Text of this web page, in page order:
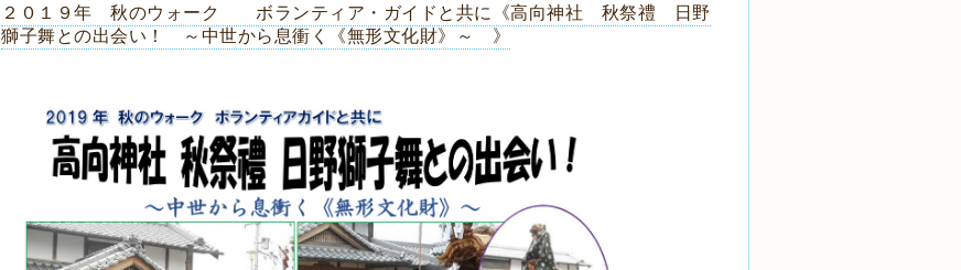
２０１９年 秋のウォーク ボランティア・ガイドと共に《高向神社 秋祭禮 日野
獅子舞との出会い！ ～中世から息衝く《無形文化財》～ 》